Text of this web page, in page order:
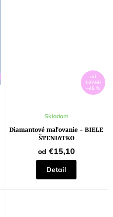
od
€27,50
–45 %
Diamantové maľovanie - BIELE
ŠTENIATKO
Priemerné
produktu
je
5,0
z
5
hviezdičiek.
Skladom
od €15,10
Detail